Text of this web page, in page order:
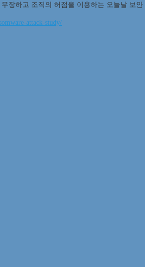
장하고 조직의 허점을 이용하는 오늘날 보
attack-study/